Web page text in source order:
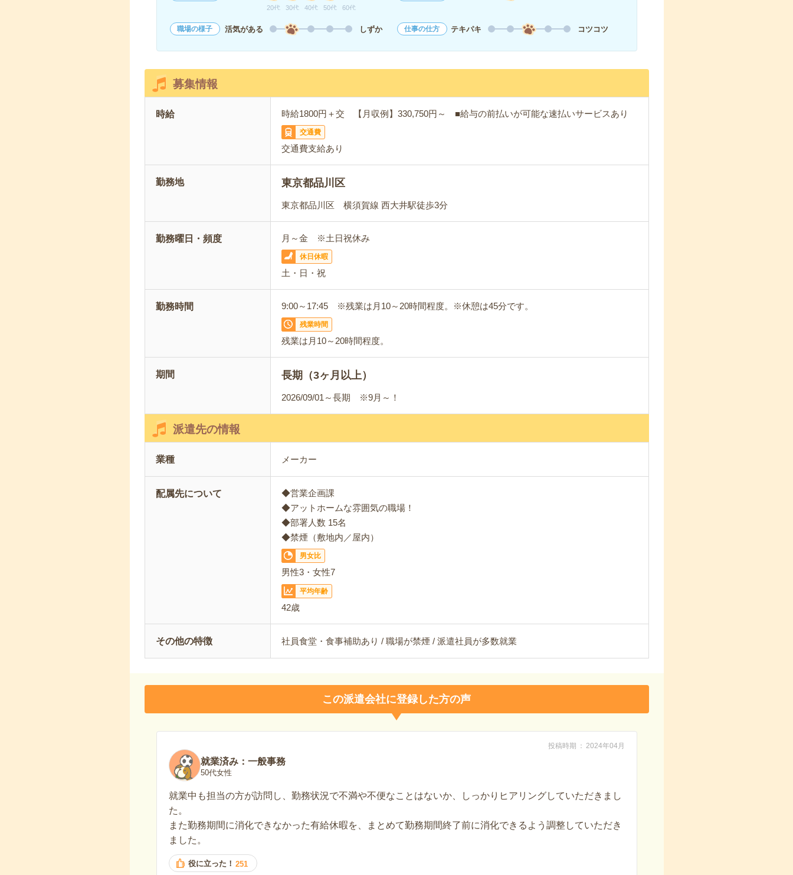
20代 30代 40代 50代 60代
職場の様子 活気がある しずか 仕事の仕方 テキパキ コツコツ
募集情報
時給 時給1800円＋交 【月収例】330,750円～ ■給与の前払いが可能な速払いサービスあり
交通費
交通費支給あり
勤務地 東京都品川区
東京都品川区 横須賀線 西大井駅徒歩3分
勤務曜日・頻度 月～金 ※土日祝休み
休日休暇
土・日・祝
勤務時間 9:00～17:45 ※残業は月10～20時間程度。※休憩は45分です。
残業時間
残業は月10～20時間程度。
期間 長期（3ヶ月以上）
2026/09/01～長期 ※9月～！
派遣先の情報
業種 メーカー
配属先について
◆営業企画課
◆アットホームな雰囲気の職場！
◆部署人数 15名
◆禁煙（敷地内／屋内）
男女比
男性3・女性7
平均年齢
42歳
その他の特徴 社員食堂・食事補助あり / 職場が禁煙 / 派遣社員が多数就業
この派遣会社に登録した方の声
投稿時期 2024年04月
就業済み：一般事務
50代女性
就業中も担当の方が訪問し、勤務状況で不満や不便なことはないか、しっかりヒアリングしていただきまし
た。
また勤務期間に消化できなかった有給休暇を、まとめて勤務期間終了前に消化できるよう調整していただき
ました。
役に立った！ 251